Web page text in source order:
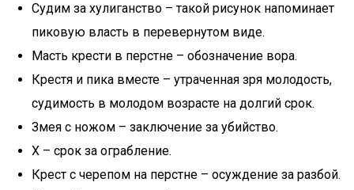
Судим за хулиганство – такой рисунок напоминает
пиковую власть в перевернутом виде.
Масть крести в перстне – обозначение вора.
Крестя и пика вместе – утраченная зря молодость,
судимость в молодом возрасте на долгий срок.
Змея с ножом – заключение за убийство.
Х – срок за ограбление.
Крест с черепом на перстне – осуждение за разбой.